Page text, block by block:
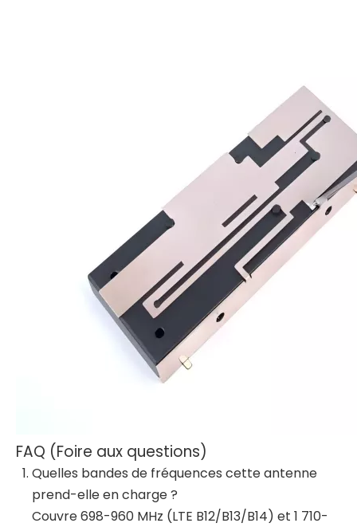
FAQ (Foire aux questions)
Quelles bandes de fréquences cette antenne
prend-elle en charge ?
Couvre 698-960 MHz (LTE B12/B13/B14) et 1 710-